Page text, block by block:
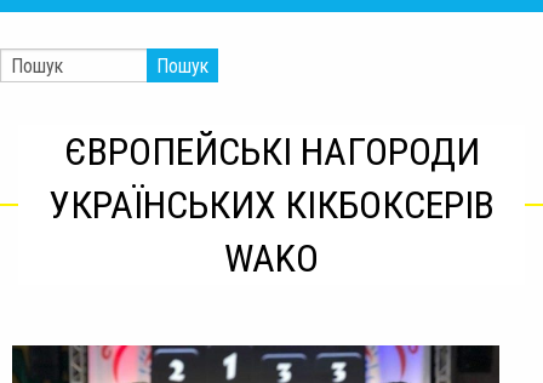
Пошук
ЄВРОПЕЙСЬКІ НАГОРОДИ
УКРАЇНСЬКИХ КІКБОКСЕРІВ
WAKO